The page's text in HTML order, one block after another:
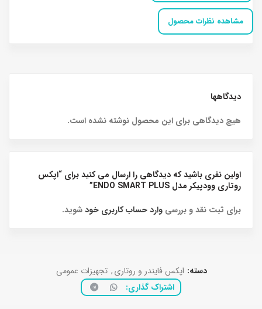
مشاهده نظرات محصول
دیدگاهها
هیچ دیدگاهی برای این محصول نوشته نشده است.
اولین نفری باشید که دیدگاهی را ارسال می کنید برای “اپکس
روتاری وودپیکر مدل ENDO SMART PLUS”
برای ثبت نقد و بررسی وارد حساب کاربری خودشوید.
دسته: اپکس فایندر و روتاری, تجهیزات عمومی
اشتراک گذاری